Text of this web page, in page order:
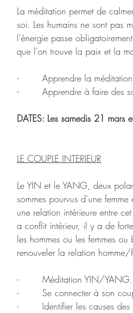
La méditation permet de
soi. Les humains ne sont pas
l’énergie passe
que l’on trouve la paix et la
-        Apprendre la
-        Apprendre à faire
DATES: Les samedis 21
LE COUPLE INTERIEUR
Le YIN et le YANG, deux
sommes pourvus d’une
une relation intérieure entre
a conflit intérieur, il y a de
les hommes ou les femmes
renouveler la relation
-        Méditation YIN/YANG.
-        Se connecter à son
-        Identifier les causes